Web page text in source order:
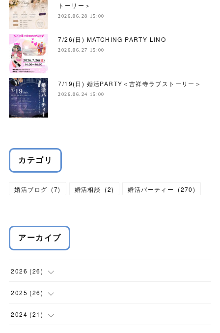
トーリー＞
2026.06.28 15:00
7/26(日) MATCHING PARTY LINO
2026.06.27 15:00
7/19(日) 婚活PARTY＜吉祥寺ラブストーリー＞
2026.06.24 15:00
カテゴリ
婚活ブログ (7) 婚活相談 (2) 婚活パーティー (270)
アーカイブ
2026 (26)
(1)
(1 )
2025 (26)
(2 )
2024 (21 )